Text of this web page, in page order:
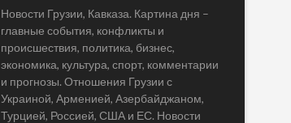
Новости Грузии, Кавказа. Картина дня –
главные события, конфликты и
происшествия, политика, бизнес,
экономика, культура, спорт, комментарии
и прогнозы. Отношения Грузии с
Украиной, Арменией, Азербайджаном,
Турцией, Россией, США и ЕС. Новости